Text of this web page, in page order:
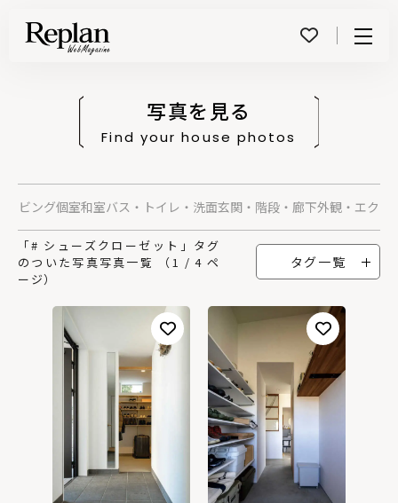
写真を見る
Find your house photos
リビング個室和室バス・トイレ・洗面玄関・階段・廊下外観・エクス
「# シューズクローゼット」タグ
のついた写真写真一覧 （1 / 4 ペ
ージ）
タグ一覧